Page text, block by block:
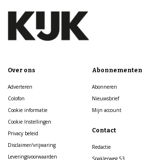
Over ons
Adverteren
Colofon
Cookie informatie
Cookie Instellingen
Privacy beleid
Disclaimer/vrijwaring
Leveringsvoorwaarden
Abonnementen
Abonneren
Nieuwsbrief
Mijn account
Contact
Redactie